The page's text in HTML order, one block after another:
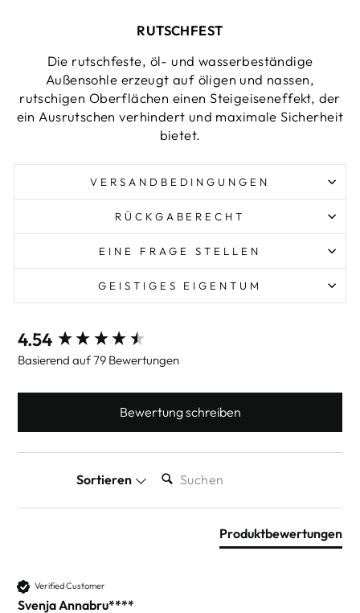
RUTSCHFEST
Die rutschfeste, öl- und wasserbeständige
Außensohle erzeugt auf öligen und nassen,
rutschigen Oberflächen einen Steigeiseneffekt, der
ein Ausrutschen verhindert und maximale Sicherheit
bietet.
VERSANDBEDINGUNGEN
RÜCKGABERECHT
EINE FRAGE STELLEN
GEISTIGES EIGENTUM
4.54
Basierend auf 79 Bewertungen
Bewertung schreiben
Sortieren
Produktbewertungen
Verified Customer
Svenja Annabru****
New content loaded